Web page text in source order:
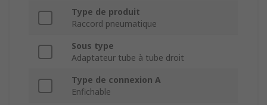
Type de produit
Raccord pneumatique
Sous type
Adaptateur tube à tube droit
Type de connexion A
Enfichable